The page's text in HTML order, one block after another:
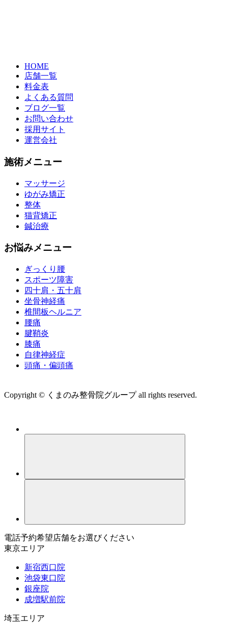
HOME
店舗一覧
料金表
よくある質問
ブログ一覧
お問い合わせ
採用サイト
運営会社
施術メニュー
マッサージ
ゆがみ矯正
整体
猫背矯正
鍼治療
お悩みメニュー
ぎっくり腰
スポーツ障害
四十肩・五十肩
坐骨神経痛
椎間板ヘルニア
腰痛
腱鞘炎
膝痛
自律神経症
頭痛・偏頭痛
Copyright © くまのみ整骨院グループ all rights reserved.
電話予約希望店舗をお選びください
東京エリア
新宿西口院
池袋東口院
銀座院
成増駅前院
埼玉エリア